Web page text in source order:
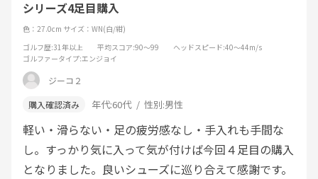
シリーズ4足目購入
色：27.0cm サイズ：WN(白/紺)
ゴルフ歴:31年以上 平均スコア:90～99 ヘッドスピード:40～44m/s
ゴルファータイプ:エンジョイ
ジーコ２
年代:60代 性別:男性
軽い・滑らない・足の疲労感なし・手入れも手間な
し。すっかり気に入って気が付けば今回４足目の購入
となりました。良いシューズに巡り合えて感謝です。